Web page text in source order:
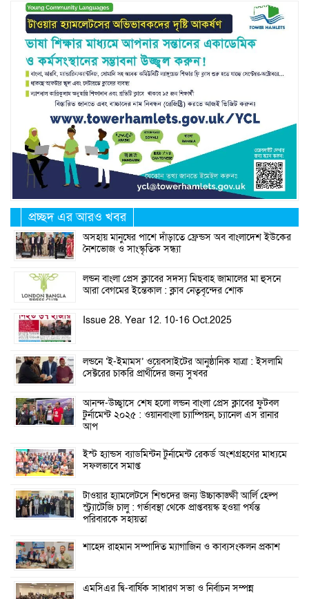
প্রচ্ছদ এর আরও খবর
অসহায় মানুষের পাশে দাঁড়াতে ফ্রেন্ডস অব বাংলাদেশ ইউকের
নৈশভোজ ও সাংস্কৃতিক সন্ধ্যা
লন্ডন বাংলা প্রেস ক্লাবের সদস্য মিছবাহ জামালের মা হুসনে
আরা বেগমের ইন্তেকাল : ক্লাব নেতৃবৃন্দের শোক
Issue 28. Year 12. 10-16 Oct.2025
লন্ডনে ‘ই-ইমামস’ ওয়েবসাইটের আনুষ্ঠানিক যাত্রা : ইসলামি
সেক্টরের চাকরি প্রার্থীদের জন্য সুখবর
আনন্দ-উচ্ছ্বাসে শেষ হলো লন্ডন বাংলা প্রেস ক্লাবের ফুটবল
টুর্নামেন্ট ২০২৫ : ওয়ানবাংলা চ্যাম্পিয়ন, চ্যানেল এস রানার
আপ
ইস্ট হ্যান্ডস ব্যাডমিন্টন টুর্নামেন্ট রেকর্ড অংশগ্রহণের মাধ্যমে
সফলভাবে সমাপ্ত
টাওয়ার হ্যামলেটসে শিশুদের জন্য উচ্চাকাঙ্ক্ষী আর্লি হেল্প
স্ট্র্যাটেজি চালু : গর্ভাবস্থা থেকে প্রাপ্তবয়স্ক হওয়া পর্যন্ত
পরিবারকে সহায়তা
শাহেদ রাহমান সম্পাদিত ম্যাগাজিন ও কাব্যসংকলন প্রকাশ
এমসিএর দ্বি-বার্ষিক সাধারণ সভা ও নির্বাচন সম্পন্ন